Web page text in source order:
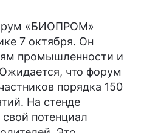
«БИОПРОМ»
7 октября. Он
промышленности и
что форум
порядка 150
На стенде
потенциал